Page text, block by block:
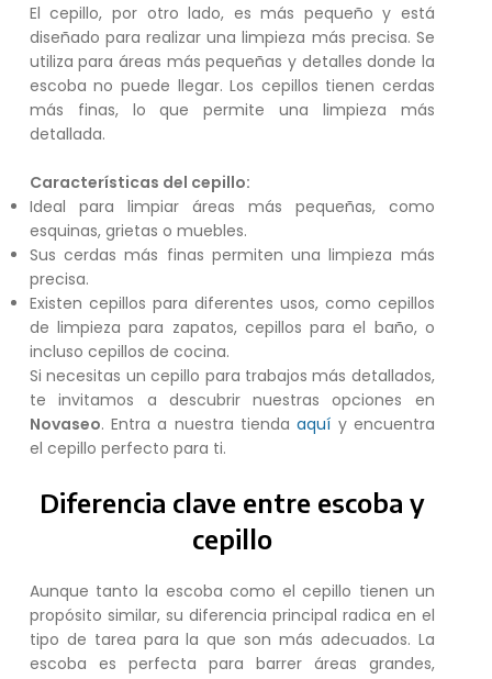
El cepillo, por otro lado, es más pequeño y está
diseñado para realizar una limpieza más precisa. Se
utiliza para áreas más pequeñas y detalles donde la
escoba no puede llegar. Los cepillos tienen cerdas
más finas, lo que permite una limpieza más
detallada.
Características del cepillo:
Ideal para limpiar áreas más pequeñas, como
esquinas, grietas o muebles.
Sus cerdas más finas permiten una limpieza más
precisa.
Existen cepillos para diferentes usos, como cepillos
de limpieza para zapatos, cepillos para el baño, o
incluso cepillos de cocina.
Si necesitas un cepillo para trabajos más detallados,
te invitamos a descubrir nuestras opciones en
Novaseo. Entra a nuestra tienda aquí y encuentra
el cepillo perfecto para ti.
Diferencia clave entre escoba y
cepillo
Aunque tanto la escoba como el cepillo tienen un
propósito similar, su diferencia principal radica en el
tipo de tarea para la que son más adecuados. La
escoba es perfecta para barrer áreas grandes,